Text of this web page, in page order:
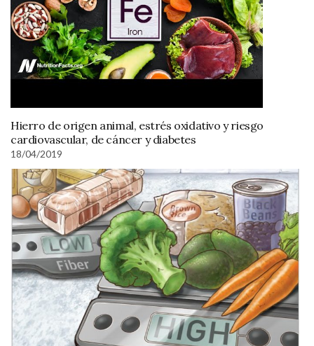
Hierro de origen animal, estrés oxidativo y riesgo
cardiovascular, de cáncer y diabetes
18/04/2019